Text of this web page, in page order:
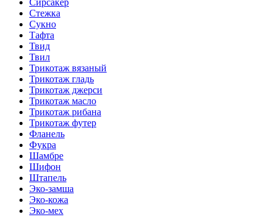
Сирсакер
Стежка
Сукно
Тафта
Твид
Твил
Трикотаж вязаный
Трикотаж гладь
Трикотаж джерси
Трикотаж масло
Трикотаж рибана
Трикотаж футер
Фланель
Фукра
Шамбре
Шифон
Штапель
Эко-замша
Эко-кожа
Эко-мех